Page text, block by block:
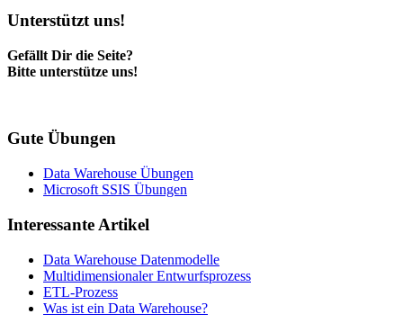
Unterstützt uns!
Gefällt Dir die Seite?
Bitte unterstütze uns!
Gute Übungen
Data Warehouse Übungen
Microsoft SSIS Übungen
Interessante Artikel
Data Warehouse Datenmodelle
Multidimensionaler Entwurfsprozess
ETL-Prozess
Was ist ein Data Warehouse?